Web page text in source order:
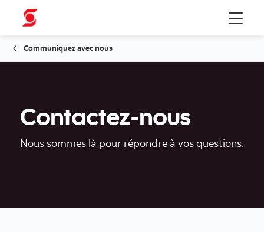
Menu
Communiquez avec nous
Contactez-nous
Nous sommes là pour répondre à vos questions.